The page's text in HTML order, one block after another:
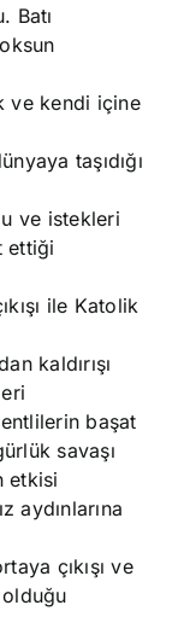
Batı
ve kendi içine
taşıdığı
ve istekleri
ettiği
ile Katolik
kaldırışı
başat
savaşı
etkisi
aydınlarına
çıkışı ve
olduğu